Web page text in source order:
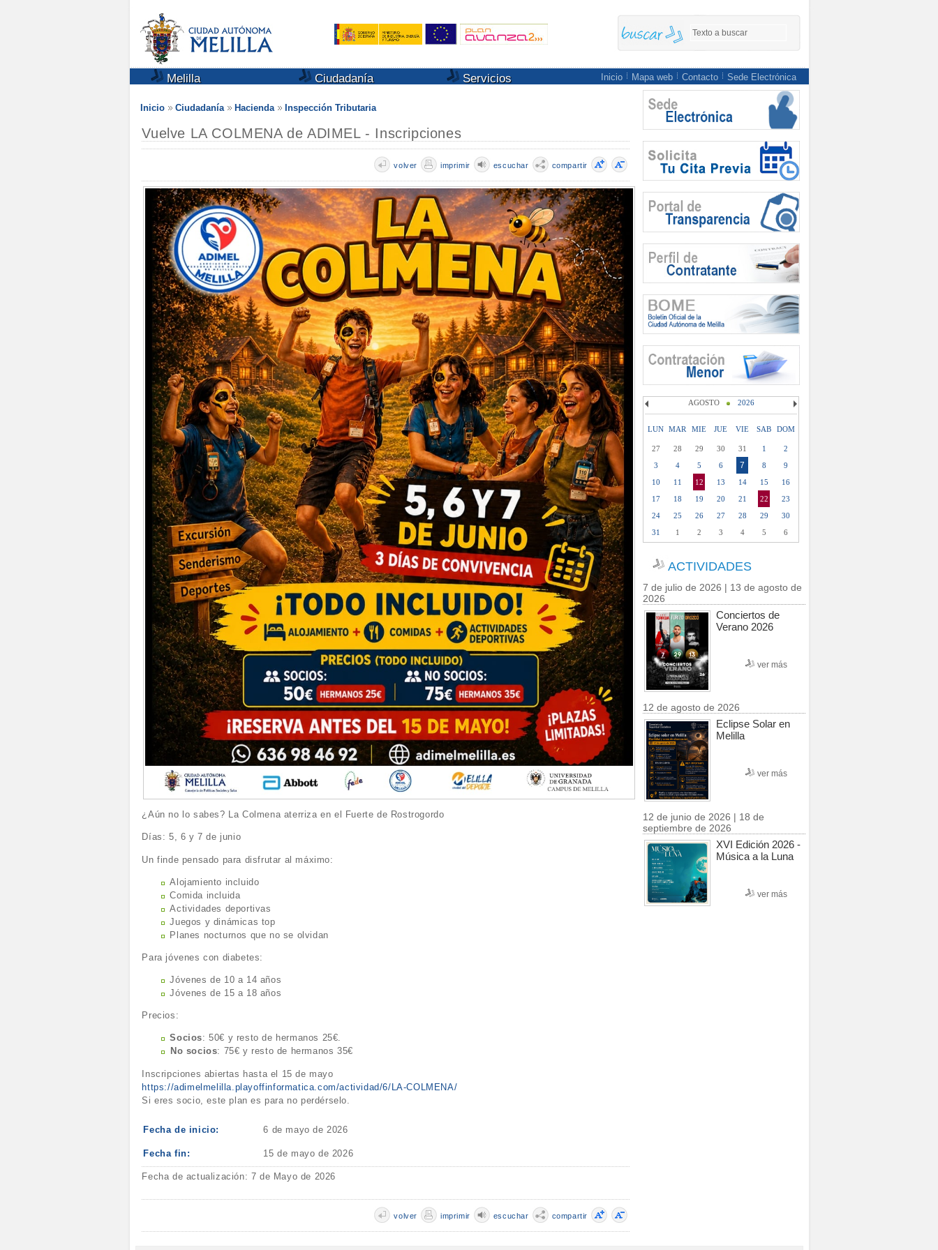
Melilla Ciudadanía Servicios Inicio Mapa web Contacto Sede Electrónica
Inicio Ciudadanía Hacienda Inspección Tributaria
Vuelve LA COLMENA de ADIMEL - Inscripciones
compartir
escuchar
imprimir
volver
¿Aún no lo sabes? La Colmena aterriza en el Fuerte de Rostrogordo
Días: 5, 6 y 7 de junio
Un finde pensado para disfrutar al máximo:
Alojamiento incluido
Comida incluida
Actividades deportivas
Juegos y dinámicas top
Planes nocturnos que no se olvidan
Para jóvenes con diabetes:
Jóvenes de 10 a 14 años
Jóvenes de 15 a 18 años
Precios:
Socios: 50€ y resto de hermanos 25€.
⁠No socios: 75€ y resto de hermanos 35€
Inscripciones abiertas hasta el 15 de mayo
https://adimelmelilla.playoffinformatica.com/actividad/6/LA-COLMENA/
Si eres socio, este plan es para no perdérselo.
Fecha de inicio: 6 de mayo de 2026
Fecha fin: 15 de mayo de 2026
Fecha de actualización: 7 de Mayo de 2026
compartir
escuchar
imprimir
volver
AGOSTO 2026
LUN MAR MIE JUE VIE SAB DOM
27 28 29 30 31 1
2
3
4 5 6 7 8
9
10
11 12 13 14 15
16
17
18 19 20 21 22
23
24
25 26 27 28 29
30
31
1 2 3 4 5 6
ACTIVIDADES
7 de julio de 2026 | 13 de agosto de
2026
Conciertos de
Verano 2026
ver más
12 de agosto de 2026
Eclipse Solar en
Melilla
ver más
12 de junio de 2026 | 18 de
septiembre de 2026
XVI Edición 2026 -
Música a la Luna
ver más